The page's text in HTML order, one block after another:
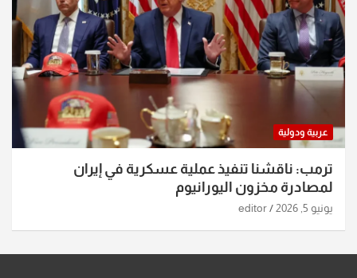
عربية ودولية
ترمب: ناقشنا تنفيذ عملية عسكرية في إيران
لمصادرة مخزون اليورانيوم
يونيو 5, 2026 editor